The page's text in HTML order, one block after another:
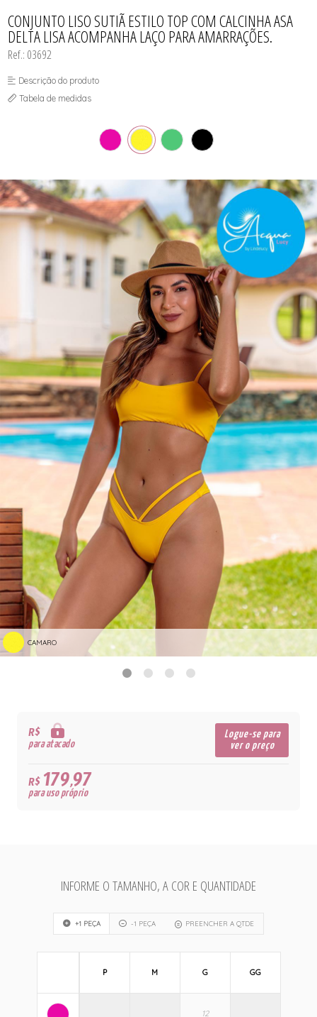
CONJUNTO
CONJUNTO BIQUÍNI
MAIÔ
TOP
CONJUNTO LISO SUTIÃ ESTILO TOP COM CALCINHA ASA
DELTA LISA ACOMPANHA LAÇO PARA AMARRAÇÕES.
Ref.: 03692
Descrição do produto
Tabela de medidas
CAMARO
R$
para atacado
Logue-se para
ver o preço
R$179,97
para uso próprio
INFORME O TAMANHO, A COR E QUANTIDADE
+1 PEÇA -1 PEÇA PREENCHER A QTDE
P M G GG